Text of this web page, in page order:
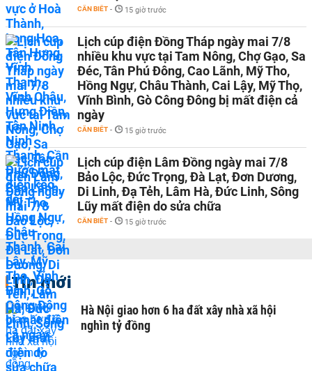
CẦN BIẾT - 15 giờ trước
Lịch cúp điện Đồng Tháp ngày mai 7/8
nhiều khu vực tại Tam Nông, Chợ Gạo, Sa
Đéc, Tân Phú Đông, Cao Lãnh, Mỹ Tho,
Hồng Ngự, Châu Thành, Cai Lậy, Mỹ Thọ,
Vĩnh Bình, Gò Công Đông bị mất điện cả
ngày
CẦN BIẾT - 15 giờ trước
Lịch cúp điện Lâm Đồng ngày mai 7/8
Bảo Lộc, Đức Trọng, Đà Lạt, Đơn Dương,
Di Linh, Đạ Tẻh, Lâm Hà, Đức Linh, Sông
Lũy mất điện do sửa chữa
CẦN BIẾT - 15 giờ trước
Tin mới
Hà Nội giao hơn 6 ha đất xây nhà xã hội
nghìn tỷ đồng